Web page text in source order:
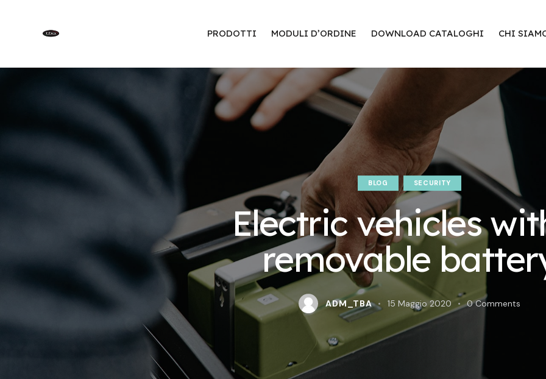
PRODOTTI MODULI D’ORDINE DOWNLOAD CATALOGHI CHI
BLOG SECURITY
Electric vehicles
removable
ADM_TBA 15 Maggio 2020 0 Comments